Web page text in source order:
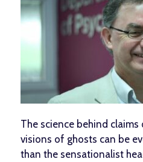
The science behind
visions of ghosts can be
than the sensationalist